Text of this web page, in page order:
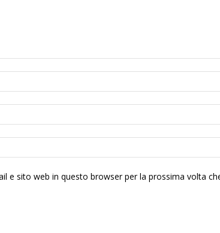
e sito web in questo browser per la prossima volta